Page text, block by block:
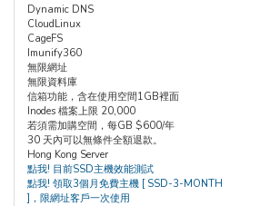
Dynamic DNS
CloudLinux
CageFS
Imunify360
無限網址
無限資料庫
信箱功能，含在使用空間1GB裡面
Inodes 檔案上限 20,000
若須需加購空間，每GB $600/年
30 天內可以無條件全額退款。
Hong Kong Server
點我! 目前SSD主機效能測試
點我! 領取3個月免費主機 [ SSD-3-MONTH
]，限網址客戶一次使用